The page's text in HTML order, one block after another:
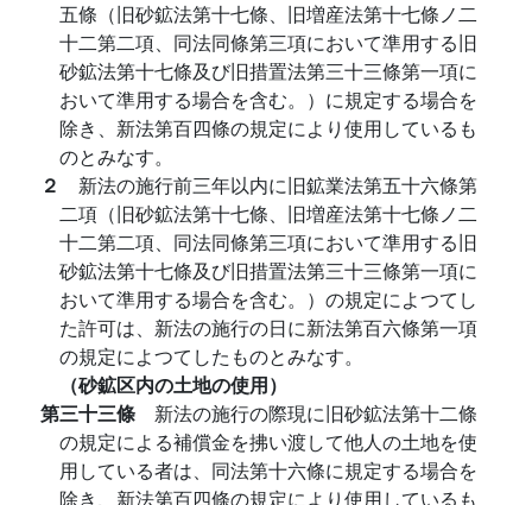
五條（旧砂鉱法第十七條、旧増産法第十七條ノ二
十二第二項、同法同條第三項において準用する旧
砂鉱法第十七條及び旧措置法第三十三條第一項に
おいて準用する場合を含む。）に規定する場合を
除き、新法第百四條の規定により使用しているも
のとみなす。
２ 新法の施行前三年以内に旧鉱業法第五十六條第
二項（旧砂鉱法第十七條、旧増産法第十七條ノ二
十二第二項、同法同條第三項において準用する旧
砂鉱法第十七條及び旧措置法第三十三條第一項に
おいて準用する場合を含む。）の規定によつてし
た許可は、新法の施行の日に新法第百六條第一項
の規定によつてしたものとみなす。
（砂鉱区内の土地の使用）
第三十三條 新法の施行の際現に旧砂鉱法第十二條
の規定による補償金を拂い渡して他人の土地を使
用している者は、同法第十六條に規定する場合を
除き、新法第百四條の規定により使用しているも